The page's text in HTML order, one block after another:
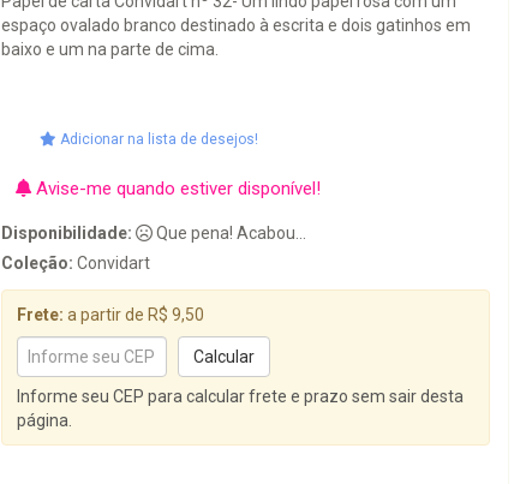
espaço ovalado branco destinado à escrita e dois gatinhos em
baixo e um na parte de cima.
Adicionar na lista de desejos!
Avise-me quando estiver disponível!
Disponibilidade:
Que pena! Acabou...
Coleção: Convidart
Frete: a partir de R$ 9,50
Informe seu CEP para calcular frete e prazo sem sair desta
página.